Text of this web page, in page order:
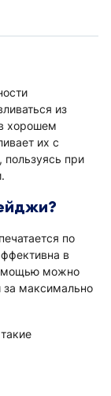
из
хорошем
их с
при
по
в
можно
за максимально